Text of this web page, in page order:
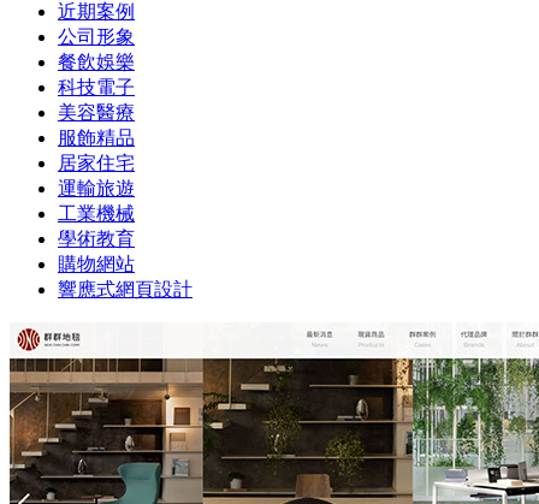
近期案例
公司形象
餐飲娛樂
科技電子
美容醫療
服飾精品
居家住宅
運輸旅遊
工業機械
學術教育
購物網站
響應式網頁設計